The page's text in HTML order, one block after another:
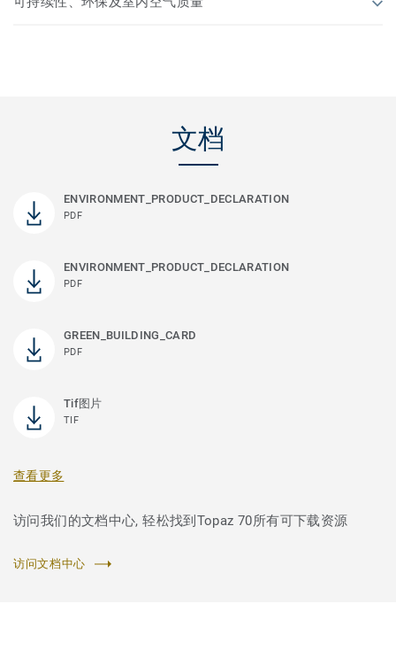
文档
ENVIRONMENT_PRODUCT_DECLARATION
PDF
ENVIRONMENT_PRODUCT_DECLARATION
PDF
GREEN_BUILDING_CARD
PDF
Tif图片
TIF
查看更多
访问我们的文档中心, 轻松找到Topaz 70所有可下载资源
访问文档中心